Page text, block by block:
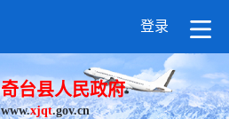
登录
奇台县人民政府
www.xjqt.gov.cn